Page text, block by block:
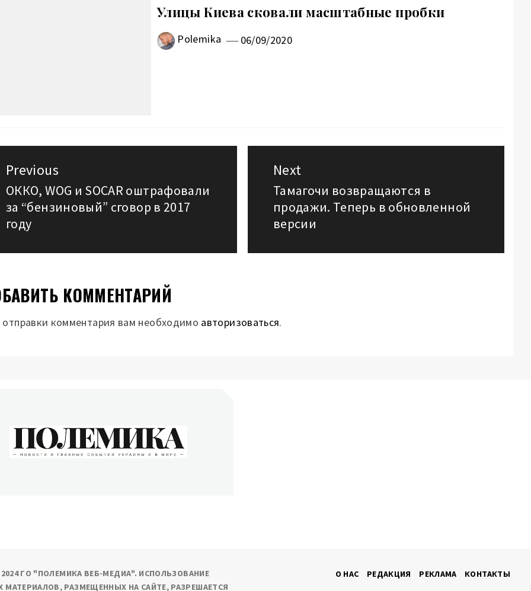
Улицы Киева сковали масштабные пробки
Polemika 06/09/2020
Previous
Previous
post:
ОККО, WOG и SOCAR оштрафовали
за “бензиновый” сговор в 2017
году
Next
Next
post:
Тамагочи возвращаются в
продажи. Теперь в обновленной
версии
КОММЕНТАРИЙ
комментария вам необходимо авторизоваться.
2024 ГО "ПОЛЕМИКА ВЕБ-МЕДИА". ИСПОЛЬЗОВАНИЕ
РАЗМЕЩЕННЫХ НА САЙТЕ, РАЗРЕШАЕТСЯ
О НАС РЕДАКЦИЯ РЕКЛАМА КОНТАКТЫ